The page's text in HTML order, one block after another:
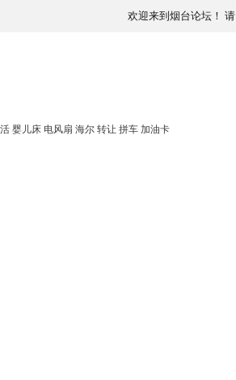
欢迎来到烟台论坛！ 请
婴儿床 电风扇 海尔 转让 拼车 加油卡